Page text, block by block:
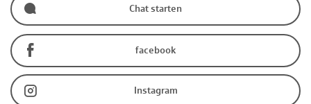
Chat starten
facebook
Instagram